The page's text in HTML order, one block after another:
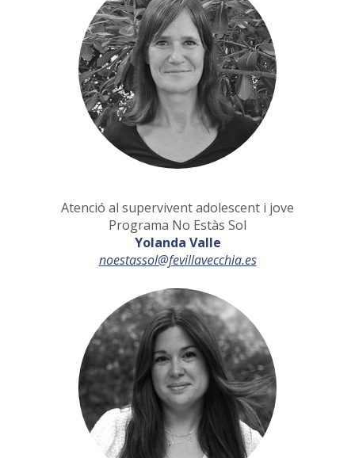
Atenció al supervivent adolescent i jove
Programa No Estàs Sol
Yolanda Valle
noestassol@fevillavecchia.es